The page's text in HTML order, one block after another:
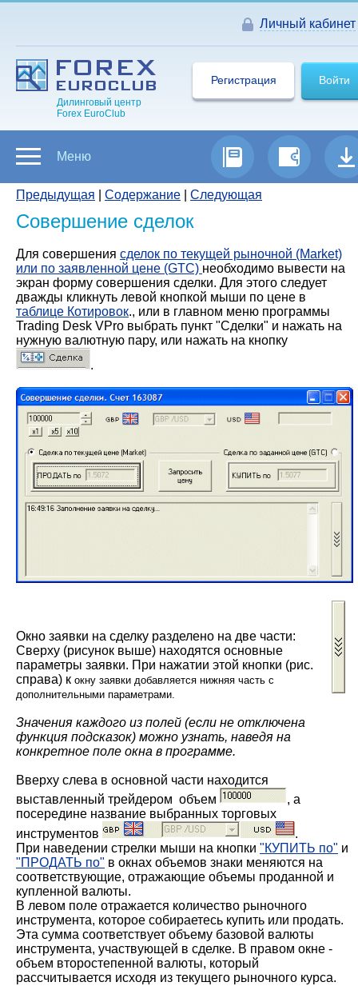
Личный кабинет
Дилинговый центр
Forex EuroClub
Войти
Регистрация
Меню
Предыдущая Содержание Следующая
Совершение сделок
Для совершения сделок по текущей рыночной (Market)
или по заявленной цене (GTC) необходимо вывести на
экран форму совершения сделки. Для этого следует
дважды кликнуть левой кнопкой мыши по цене в
таблице Котировок., или в главном меню программы
Trading Desk VPro выбрать пункт "Сделки" и нажать на
нужную валютную пару, или нажать на кнопку
.
Окно заявки на сделку разделено на две части:
Сверху (рисунок выше) находятся основные
параметры заявки. При нажатии этой кнопки (рис.
справа) к окну заявки добавляется нижняя часть с
дополнительными параметрами.
Значения каждого из полей (если не отключена
функция подсказок) можно узнать, наведя на
конкретное поле окна в программе.
Вверху слева в основной части находится
выставленный трейдером объем
, а
посередине название выбранных торговых
инструментов
.
При наведении стрелки мыши на кнопки "КУПИТЬ по" и
"ПРОДАТЬ по" в окнах объемов знаки меняются на
соответствующие, отражающие объемы проданной и
купленной валюты.
В левом поле отражается количество рыночного
инструмента, которое собираетесь купить или продать.
Эта сумма соответствует объему базовой валюты
инструмента, участвующей в сделке. В правом окне -
объем второстепенной валюты, который
рассчитывается исходя из текущего рыночного курса.